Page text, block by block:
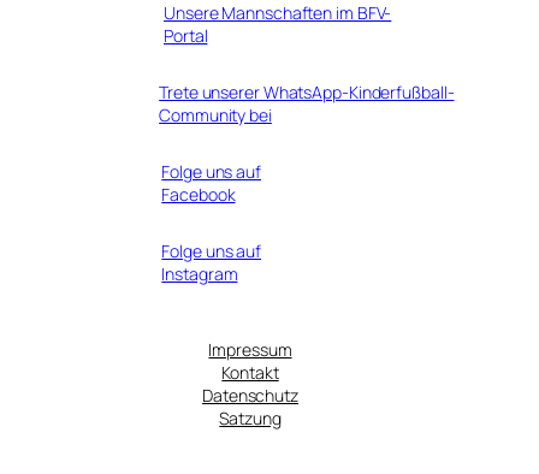
Unsere Mannschaften im BFV-
Portal
Trete unserer WhatsApp-Kinderfußball-
Community bei
Folge uns auf
Facebook
Folge uns auf
Instagram
Impressum
Kontakt
Datenschutz
Satzung